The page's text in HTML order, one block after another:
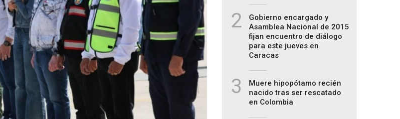
2
Gobierno encargado y
Asamblea Nacional de 2015
fijan encuentro de diálogo
para este jueves en
Caracas
3
Muere hipopótamo recién
nacido tras ser rescatado
en Colombia